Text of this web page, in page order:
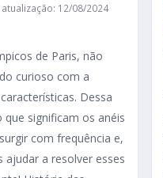
12/08/2024
de Paris, não
curioso com a
Dessa
significam os anéis
com frequência e,
a resolver esses